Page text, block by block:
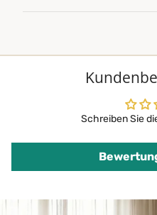
Schreiben Sie